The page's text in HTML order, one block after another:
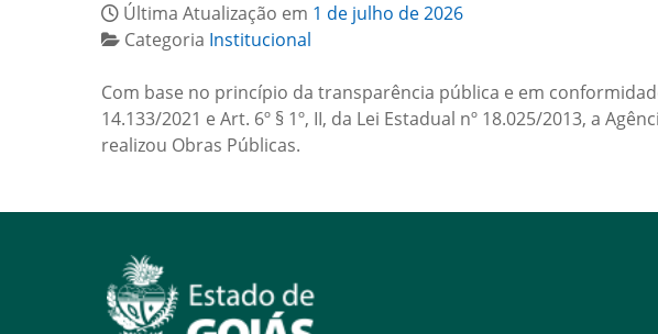
Última Atualização em 1 de julho de 2026
Categoria Institucional
Com base no princípio da transparência pública e em
14.133/2021 e Art. 6º § 1º, II, da Lei Estadual nº 18.025/2013, a
realizou Obras Públicas.